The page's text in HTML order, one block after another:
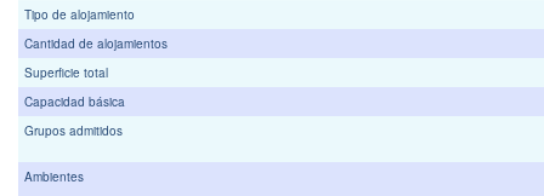
Tipo de alojamiento
Cantidad de alojamientos
Superficie total
Capacidad básica
Grupos admitidos
Ambientes